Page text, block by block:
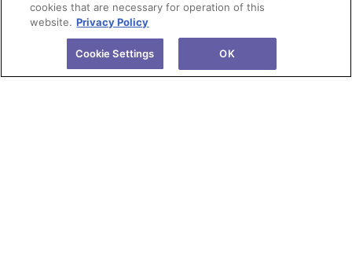
cookies that are necessary for operation of this
website. Privacy Policy
Cookie Settings OK